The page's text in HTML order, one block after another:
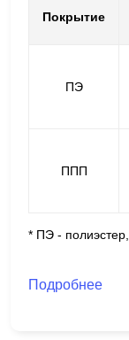
Покрытие
ПЭ
ППП
* ПЭ -
Подробнее